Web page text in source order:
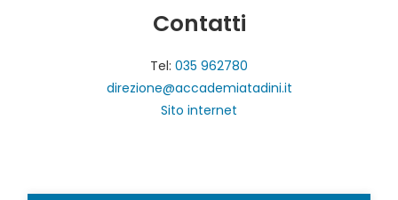
Contatti
Tel: 035 962780
direzione@accademiatadini.it
Sito internet